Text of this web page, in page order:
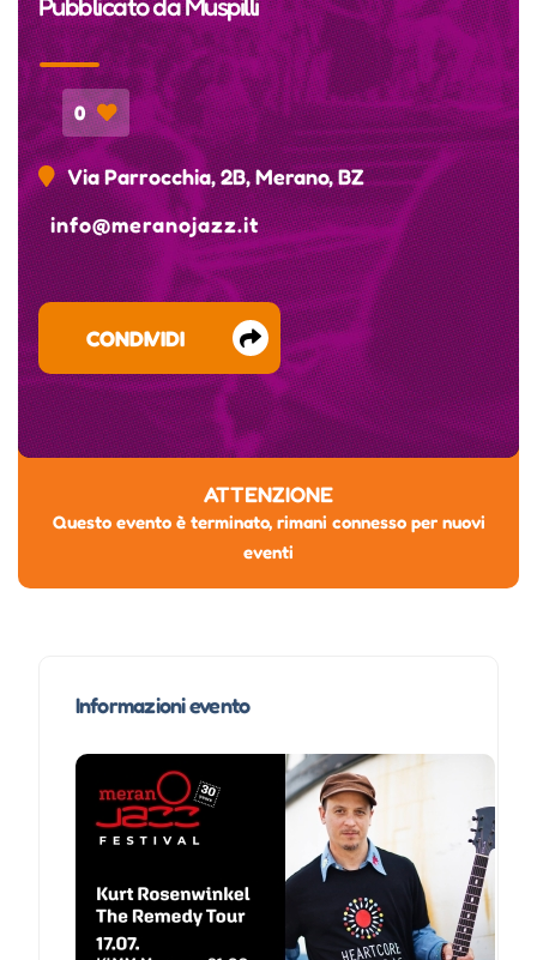
Pubblicato daMuspilli
0
Via Parrocchia, 2B, Merano, BZ
info@meranojazz.it
CONDIVIDI
ATTENZIONE
Questo evento è terminato, rimani connesso per nuovi
eventi
Informazioni evento